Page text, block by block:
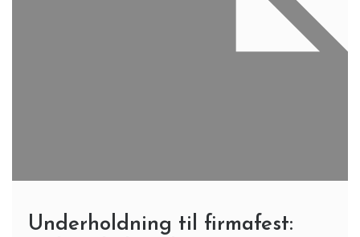
Underholdning til firmafest: